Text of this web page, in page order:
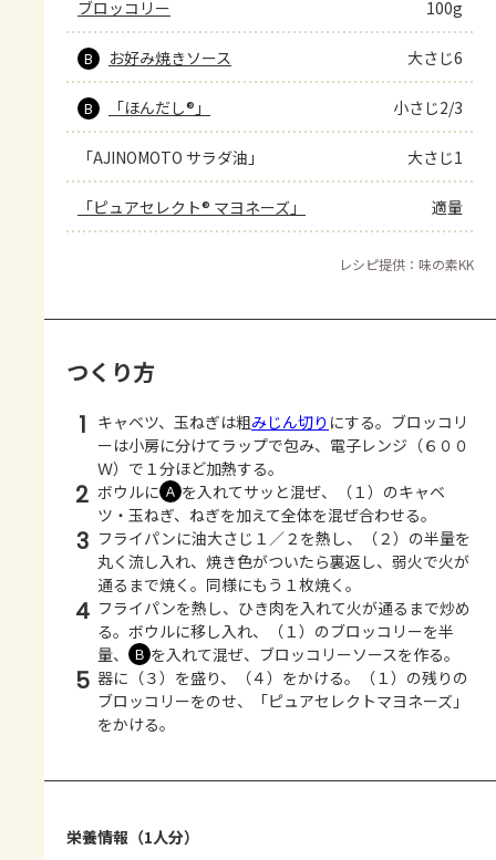
ブロッコリー 100g
B お好み焼きソース 大さじ6
B 「ほんだし®」 小さじ2/3
「AJINOMOTO サラダ油」 大さじ1
「ピュアセレクト® マヨネーズ」 適量
レシピ提供：味の素KK
つくり方
1 キャベツ、玉ねぎは粗みじん切り にする。ブロッコリ
ーは小房に分けてラップで包み、電子レンジ（６００
Ｗ）で１分ほど加熱する。
2 ボウルに Ａ を入れてサッと混ぜ、（１）のキャベ
ツ・玉ねぎ、ねぎを加えて全体を混ぜ合わせる。
3 フライパンに油大さじ１／２を熱し、（２）の半量を
丸く流し入れ、焼き色がついたら裏返し、弱火で火が
通るまで焼く。同様にもう１枚焼く。
4 フライパンを熱し、ひき肉を入れて火が通るまで炒め
る。ボウルに移し入れ、（１）のブロッコリーを半
量、
Ｂ を入れて混ぜ、ブロッコリーソースを作る。
5 器に（３）を盛り、（４）をかける。（１）の残りの
ブロッコリーをのせ、「ピュアセレクトマヨネーズ」
をかける。
栄養情報（1人分）